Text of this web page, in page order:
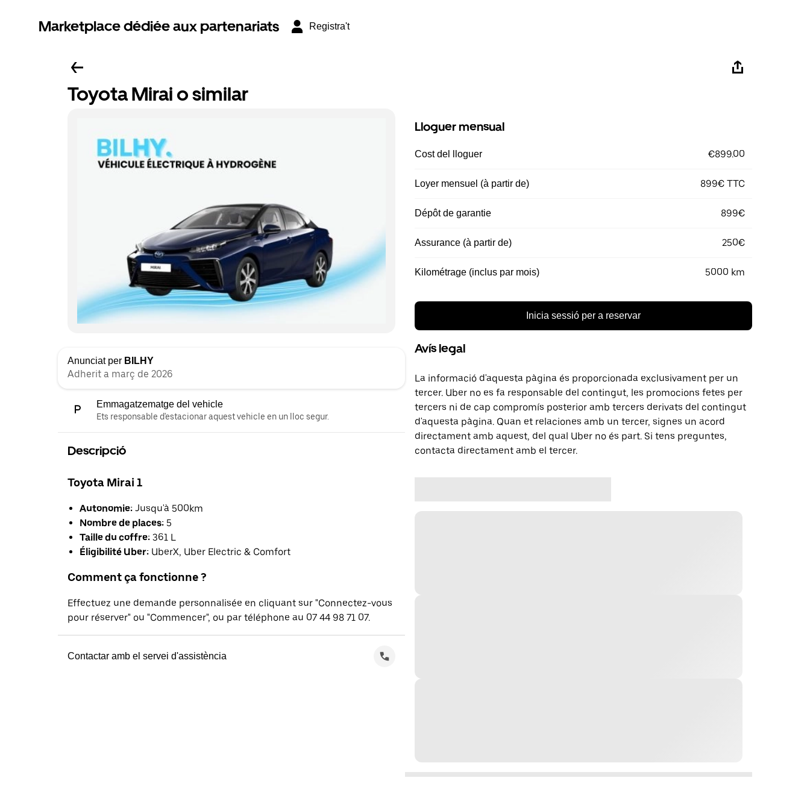
Marketplace dédiée aux partenariats Registra't
Toyota Mirai o similar
Anunciat per BILHY
Adherit a març de 2026
Emmagatzematge del vehicle
Ets responsable d'estacionar aquest vehicle en un lloc segur.
Descripció
Toyota Mirai 1
Autonomie: Jusqu'à 500km
Nombre de places: 5
Taille du coffre: 361 L
Éligibilité Uber: UberX, Uber Electric & Comfort
Comment ça fonctionne ?
Effectuez une demande personnalisée en cliquant sur "Connectez-vous
pour réserver" ou "Commencer", ou par téléphone au 07 44 98 71 07.
Contactar amb el servei d'assistència
Lloguer mensual
Cost del lloguer €899.00
Loyer mensuel (à partir de) 899€ TTC
Dépôt de garantie 899€
Assurance (à partir de) 250€
Kilométrage (inclus par mois) 5000 km
Inicia sessió per a reservar
Avís legal
La informació d'aquesta pàgina és proporcionada exclusivament per un
tercer. Uber no es fa responsable del contingut, les promocions fetes per
tercers ni de cap compromís posterior amb tercers derivats del contingut
d'aquesta pàgina. Quan et relaciones amb un tercer, signes un acord
directament amb aquest, del qual Uber no és part. Si tens preguntes,
contacta directament amb el tercer.